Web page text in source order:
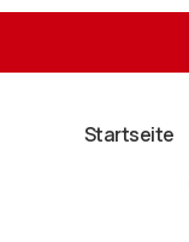
Startseite